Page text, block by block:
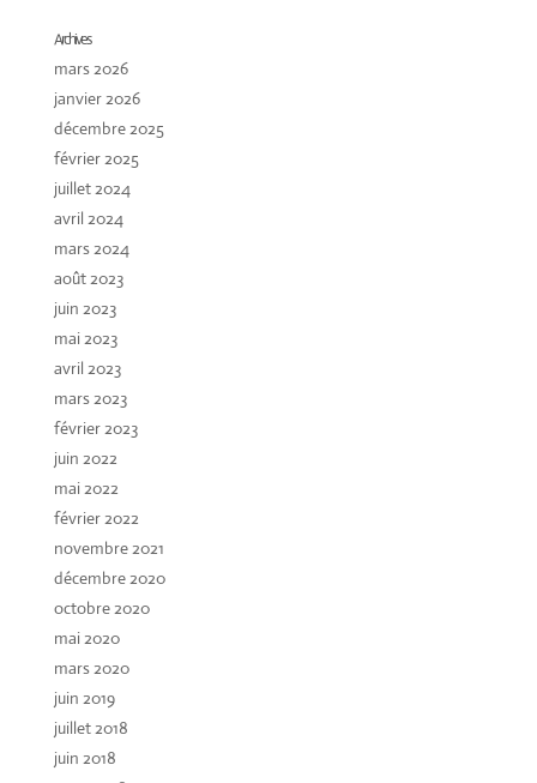
Archives
mars 2026
janvier 2026
décembre 2025
février 2025
juillet 2024
avril 2024
mars 2024
août 2023
juin 2023
mai 2023
avril 2023
mars 2023
février 2023
juin 2022
mai 2022
février 2022
novembre 2021
décembre 2020
octobre 2020
mai 2020
mars 2020
juin 2019
juillet 2018
juin 2018